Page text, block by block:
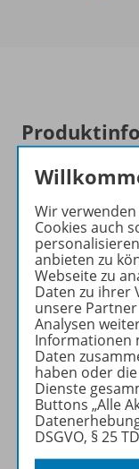
Beschreibung
Wir
Cookies auch
anbieten zu
Webseite zu
Daten zu ihrer
unsere
Analysen
Informationen
Daten
haben oder
Dienste
Buttons „Alle
DSGVO, § 25